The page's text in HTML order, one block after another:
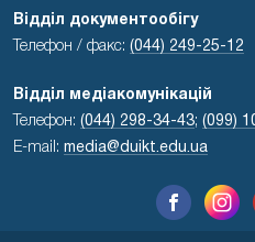
Відділ документообігу
Телефон / факс: (044) 249-25-12
Відділ медіакомунікацій
Телефон: (044) 298-34-43; (099)
E-mail: media@duikt.edu.ua